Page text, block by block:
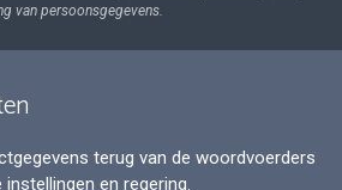
van persoonsgegevens.
terug van de woordvoerders
en regering.